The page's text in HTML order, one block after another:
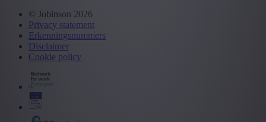
© Jobinson 2026
Privacy statement
Erkenningsnummers
Disclaimer
Cookie policy